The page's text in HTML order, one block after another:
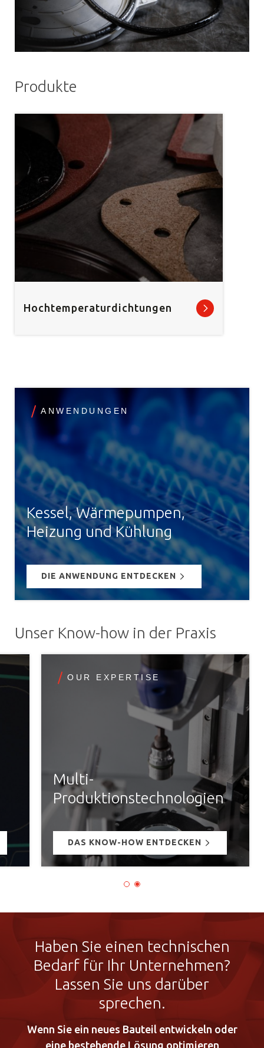
Produkte
Hochtemperaturdichtungen
ANWENDUNGEN
Kessel, Wärmepumpen,
Heizung und Kühlung
DIE ANWENDUNG ENTDECKEN
Unser Know-how in der Praxis
OUR EXPERTISE
Multi-
Produktionstechnologien
DAS KNOW-HOW ENTDECKEN
Haben Sie einen technischen
Bedarf für Ihr Unternehmen?
Lassen Sie uns darüber
sprechen.
Wenn Sie ein neues Bauteil entwickeln oder
eine bestehende Lösung optimieren